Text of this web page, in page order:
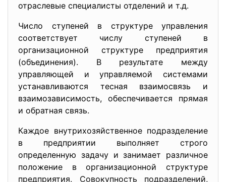
отраслевые специалисты отделений и т.д.
Число ступеней в структуре управления
соответствует числу ступеней в
организационной структуре предприятия
(объединения). В результате между
управляющей и управляемой системами
устанавливаются тесная взаимосвязь и
взаимозависимость, обеспечивается прямая
и обратная связь.
Каждое внутрихозяйственное подразделение
в предприятии выполняет строго
определенную задачу и занимает различное
положение в организационной структуре
предприятия. Совокупность подразделений,